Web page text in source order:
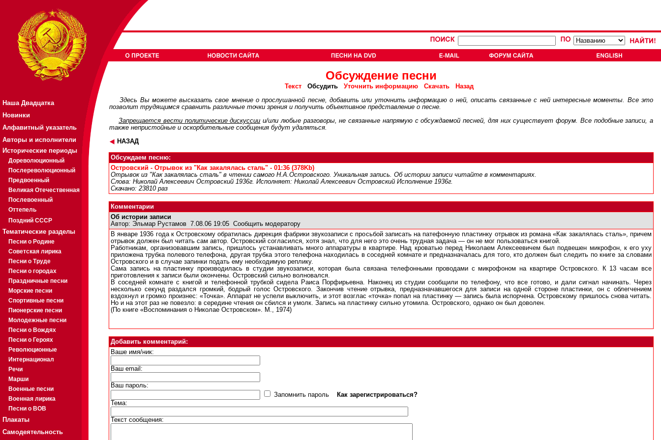
Наша Двадцатка
Новинки
Алфавитный указатель
Авторы и исполнители
Исторические периоды
Дореволюционный
Послереволюционный
Предвоенный
Великая Отечественная
Послевоенный
Оттепель
Поздний СССР
Тематические разделы
Песни о Родине
Советская лирика
Песни о Труде
Песни о городах
Праздничные песни
Морские песни
Спортивные песни
Пионерские песни
Молодежные песни
Песни о Вождях
Песни о Героях
Революционные
Интернационал
Речи
Марши
Военные песни
Военная лирика
Песни о ВОВ
Плакаты
Самодеятельность
Обсуждение песни
Текст Обсудить Уточнить информацию Скачать
Назад
Здесь Вы можете высказать свое мнение о прослушанной песне, добавить или уточнить информацию о ней, описать связанные с ней интересные моменты. Все это
позволит трудящимся сравнить различные точки зрения и получить объективное представление о песне.
Запрещается вести политические дискуcсии и/или любые разговоры, не связанные напрямую с обсуждаемой песней, для них существует форум. Все подобные записи, а
также непристойные и оскорбительные сообщения будут удаляться.
НАЗАД
Обсуждаем песню:
Островский - Отрывок из "Как закалялась сталь" - 01:36 (378Kb)
Отрывок из "Как закалялась сталь" в чтении самого Н.А.Островского. Уникальная запись. Об истории записи читайте в комментариях.
Слова: Николай Алексеевич Островский 1936г. Исполняет: Николай Алексеевич Островский Исполнение 1936г.
Скачано: 23810 раз
Комментарии
Об истории записи
Автор: Эльмар Рустамов 7.08.06 19:05 Сообщить модератору
В январе 1936 года к Островскому обратилась дирекция фабрики звукозаписи с просьбой записать на патефонную пластинку отрывок из романа «Как закалялась сталь», причем
отрывок должен был читать сам автор. Островский согласился, хотя знал, что для него это очень трудная задача — он не мог пользоваться книгой.
Работникам, организовавшим запись, пришлось устанавливать много аппаратуры в квартире. Над кроватью перед Николаем Алексеевичем был подвешен микрофон, к его уху
приложена трубка полевого телефона, другая трубка этого телефона находилась в соседней комнате и предназначалась для того, кто должен был следить по книге за словами
Островского и в случае запинки подать ему необходимую реплику.
Сама запись на пластинку производилась в студии звукозаписи, которая была связана телефонными проводами с микрофоном на квартире Островского. К 13 часам все
приготовления к записи были окончены. Островский сильно волновался.
В соседней комнате с книгой и телефонной трубкой сидела Раиса Порфирьевна. Наконец из студии сообщили по телефону, что все готово, и дали сигнал начинать. Через
несколько секунд раздался громкий, бодрый голос Островского. Закончив чтение отрывка, предназначавшегося для записи на одной стороне пластинки, он с облегчением
вздохнул и громко произнес: «Точка». Аппарат не успели выключить, и этот возглас «точка» попал на пластинку — запись была испорчена. Островскому пришлось снова читать.
Но и на этот раз не повезло: в середине чтения он сбился и умолк. Запись на пластинку сильно утомила. Островского, однако он был доволен.
(По книге «Воспоминания о Николае Островском». М., 1974)
Добавить комментарий:
Ваше имя/ник:
Ваш email:
Ваш пароль:
Запомнить пароль
Как зарегистрироваться?
Тема:
Текст сообщения: